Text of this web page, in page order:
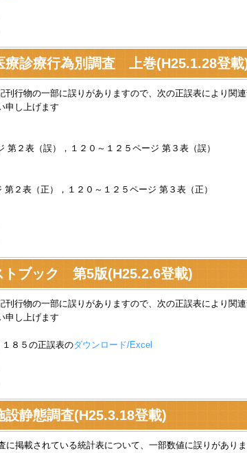
療診療行為別調査 上巻(H25.1.28登載
刊行物の一部に誤りがありますので、次の正誤表により関連
申し上げます
２表（誤），１２０～１２５ページ 第３表（誤）
２表（正），１２０～１２５ページ 第３表（正）
トブック 第5版(H25.2.6登載)
刊行物の一部に誤りがありますので、次の正誤表により関連
申し上げます
８５の正誤表のダウンロード/Excel
設静態調査(H25.3.18登載)
に掲載されている統計表について、一部数値に誤りがあり